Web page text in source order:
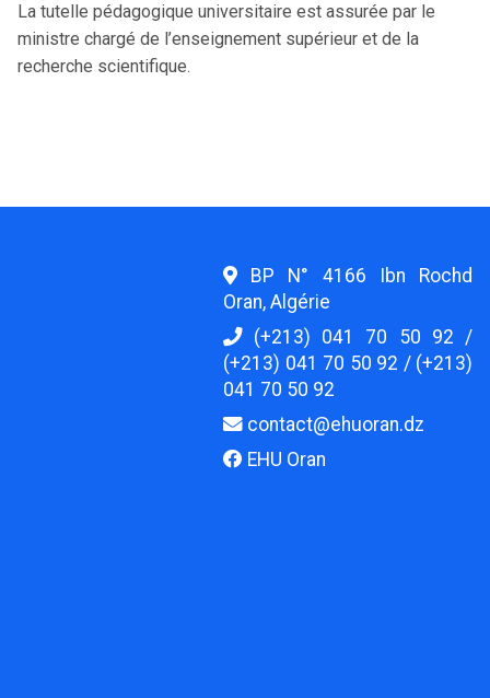
La tutelle pédagogique universitaire est assurée par le
ministre chargé de l’enseignement supérieur et de la
recherche scientifique.
BP N° 4166 Ibn Rochd
Oran, Algérie
(+213) 041 70 50 92 /
(+213) 041 70 50 92 / (+213)
041 70 50 92
contact@ehuoran.dz
EHU Oran